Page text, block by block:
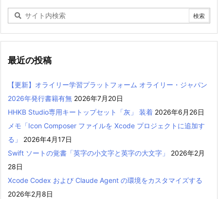
最近の投稿
【更新】オライリー学習プラットフォーム オライリー・ジャパン
2026年発行書籍有無 2026年7月20日
HHKB Studio専用キートップセット「灰」 装着 2026年6月26日
メモ「Icon Composer ファイルを Xcode プロジェクトに追加す
る」
2026年4月17日
Swift ソートの覚書「英字の小文字と英字の大文字」
2026年2月
28日
Xcode Codex および Claude Agent の環境をカスタマイズする
2026年2月8日